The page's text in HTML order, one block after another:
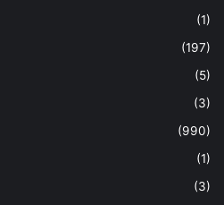
(1)
(197)
(5)
(3)
(990)
(1)
(3)